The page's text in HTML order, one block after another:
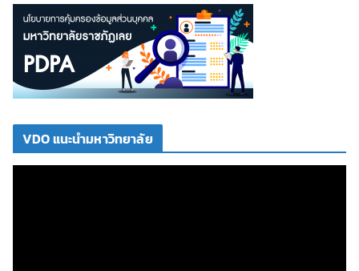
VDO แนะนำมหาวิทยาลัย